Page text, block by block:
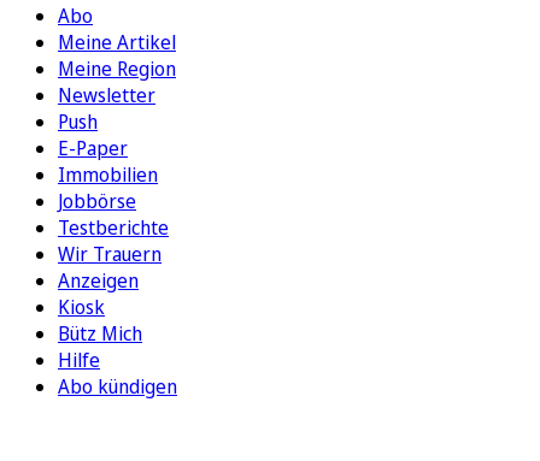
Abo
Meine Artikel
Meine Region
Newsletter
Push
E-Paper
Immobilien
Jobbörse
Testberichte
Wir Trauern
Anzeigen
Kiosk
Bütz Mich
Hilfe
Abo kündigen